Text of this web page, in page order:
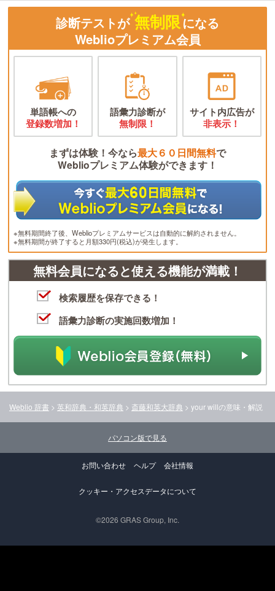
診断テストが 無制限になる
Weblioプレミアム会員
単語帳への
登録数増加！
語彙力診断が
無制限！
サイト内広告が
非表示！
まずは体験！今なら最大６０日間無料で
Weblioプレミアム体験ができます！
※無料期間終了後、Weblioプレミアムサービスは自動的に解約されません。
※無料期間が終了すると月額330円(税込)が発生します。
無料会員になると使える機能が満載！
検索履歴を保存できる！
語彙力診断の実施回数増加！
Weblio 辞書 > 英和辞典・和英辞典 > 斎藤和英大辞典 > your willの意味・解説
パソコン版で見る
お問い合わせ ヘルプ 会社情報
クッキー・アクセスデータについて
©2026 GRAS Group, Inc.